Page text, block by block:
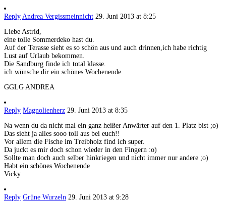
Reply Andrea Vergissmeinnicht 29. Juni 2013 at 8:25
Liebe Astrid,
eine tolle Sommerdeko hast du.
Auf der Terasse sieht es so schön aus und auch drinnen,ich habe richtig
Lust auf Urlaub bekommen.
Die Sandburg finde ich total klasse.
ich wünsche dir ein schönes Wochenende.
GGLG ANDREA
Reply Magnolienherz 29. Juni 2013 at 8:35
Na wenn du da nicht mal ein ganz heißer Anwärter auf den 1. Platz bist ;o)
Das sieht ja alles sooo toll aus bei euch!!
Vor allem die Fische im Treibholz find ich super.
Da juckt es mir doch schon wieder in den Fingern :o)
Sollte man doch auch selber hinkriegen und nicht immer nur andere ;o)
Habt ein schönes Wochenende
Vicky
Reply Grüne Wurzeln 29. Juni 2013 at 9:28